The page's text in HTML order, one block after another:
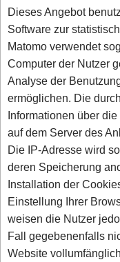
Dieses Angebot
Software zur
Matomo verwendet
Computer der Nutzer
Analyse der
ermöglichen. Die
Informationen über
auf dem Server des
Die IP-Adresse wird
deren Speicherung
Installation der
Einstellung Ihrer
weisen die Nutzer
Fall gegebenenfalls
Website